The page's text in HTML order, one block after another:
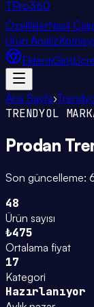
TPro360
ÖzelliklerNasıl
Ürün Analiz
EklentiGiriş
Ana Sayfa›
TRENDYOL
Prodan
Son güncelleme:
48
Ürün sayısı
₺475
Ortalama fiyat
17
Kategori
Hazırlanıyor